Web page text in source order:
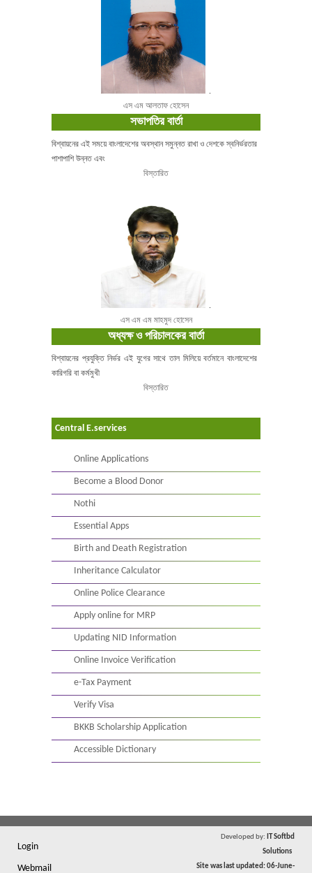
.
এস এম আলতাফ হোসেন
সভাপতির বার্তা
বিশ্বায়নের এই সময়ে বাংলাদেশের অবস্থান সমুন্নত রাখা ও দেশকে স্বনির্ভরতার
পাশাপাশি উন্নত এবং
বিস্তারিত
.
এস এম এম মাহমুদ হোসেন
অধ্যক্ষ ও পরিচালকের বার্তা
বিশ্বায়নের প্রযুক্তি নির্ভর এই যুগের সাথে তাল মিলিয়ে বর্তমানে বাংলাদেশের
কারিগরি বা কর্মমুখী
বিস্তারিত
Central E.services
Online Applications
Become a Blood Donor
Nothi
Essential Apps
Birth and Death Registration
Inheritance Calculator
Online Police Clearance
Apply online for MRP
Updating NID Information
Online Invoice Verification
e-Tax Payment
Verify Visa
BKKB Scholarship Application
Accessible Dictionary
Login
Webmail
Developed by: IT Softbd
Solutions
Site was last updated: 06-June-